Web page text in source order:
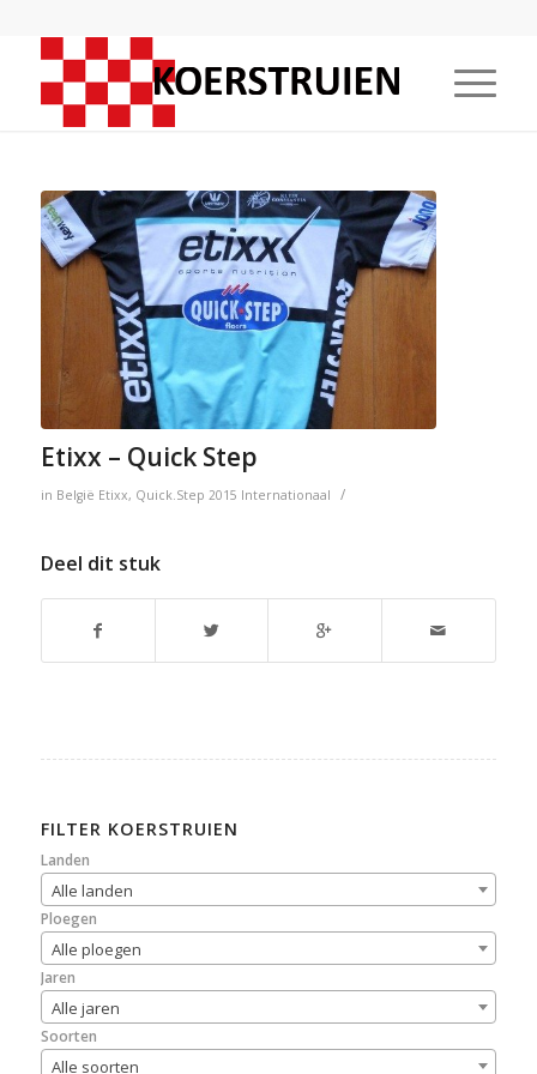
Etixx – Quick Step
in België Etixx, Quick.Step 2015 Internationaal /
Deel dit stuk
FILTER KOERSTRUIEN
Landen
Alle landen
Ploegen
Alle ploegen
Jaren
Alle jaren
Soorten
Alle soorten